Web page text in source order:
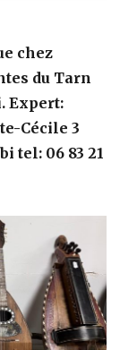
chez
du Tarn
Expert:
Cécile 3
tel: 06 83 21